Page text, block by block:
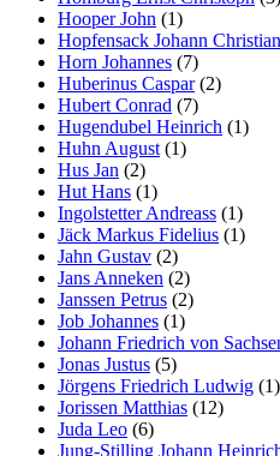
Hooper John (1)
Hopfensack Johann
Horn Johannes (7)
Huberinus Caspar(2)
Hubert Conrad (7)
Hugendubel Heinrich (1)
Huhn August (1)
Hus Jan (2)
Hut Hans (1)
Ingolstetter Andreass (1)
Jäck Markus Fidelius (1)
Jahn Gustav (2)
Jans Anneken (2)
Janssen Petrus (2)
Job Johannes (1)
Johann Friedrich von
Jonas Justus (5)
Jörgens Friedrich Ludwig (1)
Jorissen Matthias (12)
Juda Leo (6)
Jung-Stilling Johann